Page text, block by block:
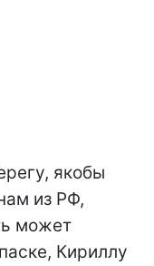
якобы
из РФ,
может
Кириллу